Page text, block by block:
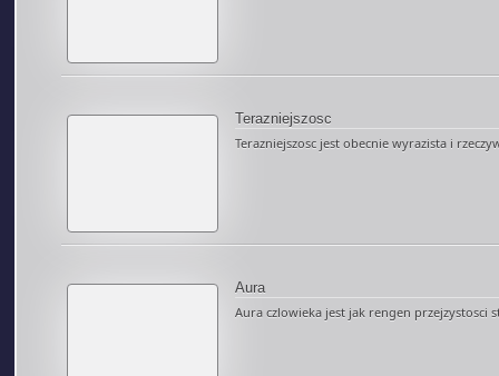
Terazniejszosc
Terazniejszosc jest obecnie wyrazista i
Aura
Aura czlowieka jest jak rengen przejzystosci